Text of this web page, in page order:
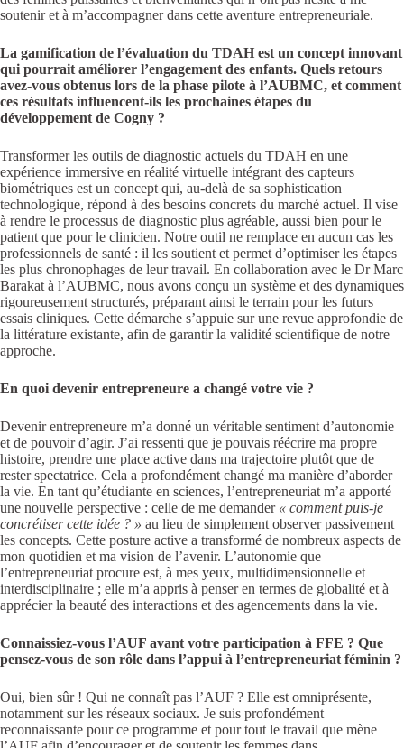
soutenir et à m’accompagner dans cette aventure entrepreneuriale.
La gamification de l’évaluation du TDAH est un concept innovant
qui pourrait améliorer l’engagement des enfants. Quels retours
avez-vous obtenus lors de la phase pilote à l’AUBMC, et comment
ces résultats influencent-ils les prochaines étapes du
développement de Cogny ?
Transformer les outils de diagnostic actuels du TDAH en une
expérience immersive en réalité virtuelle intégrant des capteurs
biométriques est un concept qui, au-delà de sa sophistication
technologique, répond à des besoins concrets du marché actuel. Il vise
à rendre le processus de diagnostic plus agréable, aussi bien pour le
patient que pour le clinicien. Notre outil ne remplace en aucun cas les
professionnels de santé : il les soutient et permet d’optimiser les étapes
les plus chronophages de leur travail. En collaboration avec le Dr Marc
Barakat à l’AUBMC, nous avons conçu un système et des dynamiques
rigoureusement structurés, préparant ainsi le terrain pour les futurs
essais cliniques. Cette démarche s’appuie sur une revue approfondie de
la littérature existante, afin de garantir la validité scientifique de notre
approche.
En quoi devenir entrepreneure a changé votre vie ?
Devenir entrepreneure m’a donné un véritable sentiment d’autonomie
et de pouvoir d’agir. J’ai ressenti que je pouvais réécrire ma propre
histoire, prendre une place active dans ma trajectoire plutôt que de
rester spectatrice. Cela a profondément changé ma manière d’aborder
la vie. En tant qu’étudiante en sciences, l’entrepreneuriat m’a apporté
une nouvelle perspective : celle de me demander « comment puis-je
concrétiser cette idée ? » au lieu de simplement observer passivement
les concepts. Cette posture active a transformé de nombreux aspects de
mon quotidien et ma vision de l’avenir. L’autonomie que
l’entrepreneuriat procure est, à mes yeux, multidimensionnelle et
interdisciplinaire ; elle m’a appris à penser en termes de globalité et à
apprécier la beauté des interactions et des agencements dans la vie.
Connaissiez-vous l’AUF avant votre participation à FFE ? Que
pensez-vous de son rôle dans l’appui à l’entrepreneuriat féminin ?
Oui, bien sûr ! Qui ne connaît pas l’AUF ? Elle est omniprésente,
notamment sur les réseaux sociaux. Je suis profondément
reconnaissante pour ce programme et pour tout le travail que mène